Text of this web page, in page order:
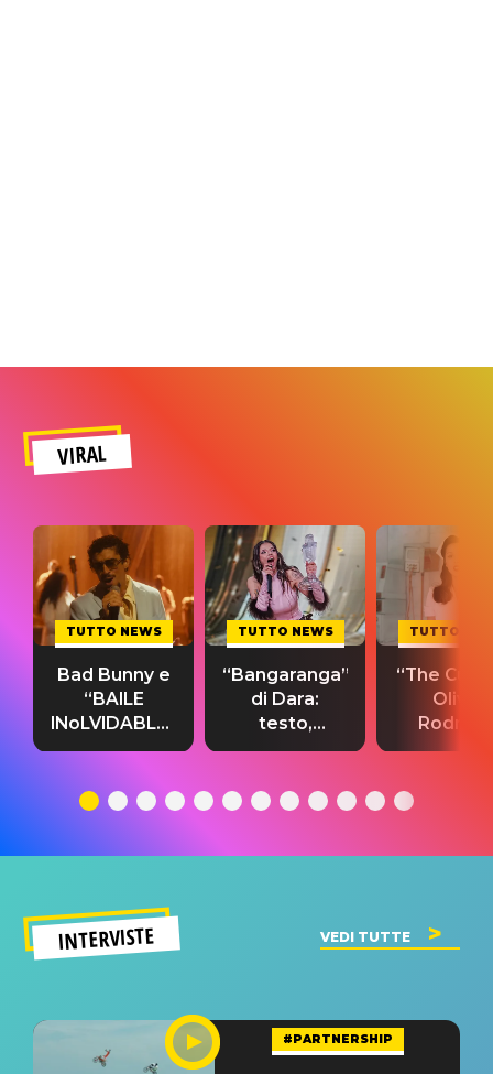
VIRAL
TUTTO NEWS
Bad Bunny e
“BAILE
INoLVIDABLE”:
testo,
significato
TUTTO NEWS
“Bangaranga”
di Dara:
testo,
traduzione e
del singolo
TUTTO
“The
Olivia
testo,
INTERVISTE VEDI TUTTE
#PARTNERSHIP